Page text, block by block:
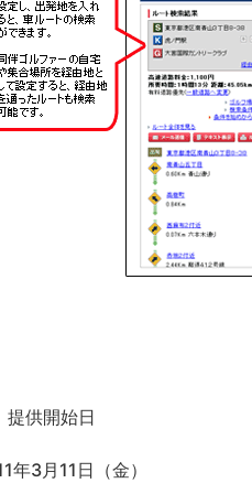
供開始日
年3月11日（金）